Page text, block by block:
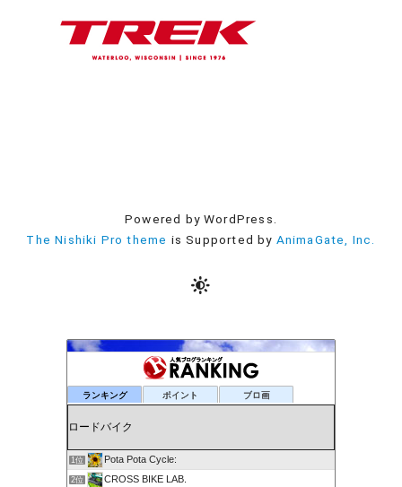
Powered by WordPress.
The Nishiki Pro theme is Supported by AnimaGate, Inc.
ランキング ポイント ブロ画
1位 Pota Pota Cycle:
2位 CROSS BIKE LAB.